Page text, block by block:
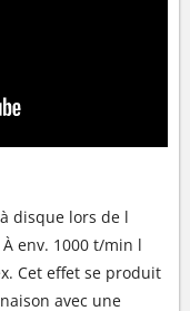
disque lors de l
env. 1000 t/min l
Cet effet se produit
avec une